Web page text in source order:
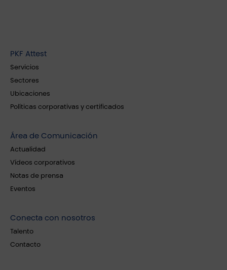
PKF Attest
Servicios
Sectores
Ubicaciones
Políticas corporativas y certificados
Área de Comunicación
Actualidad
Vídeos corporativos
Notas de prensa
Eventos
Conecta con nosotros
Talento
Contacto